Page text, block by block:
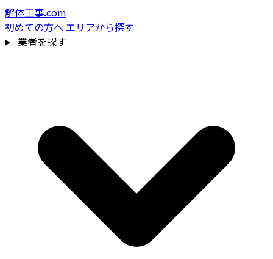
解体工事.com
初めての方へ エリアから探す
業者を探す